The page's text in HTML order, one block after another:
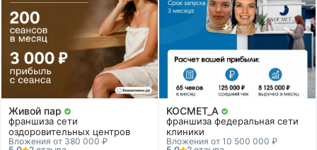
Живой пар
франшиза сети
оздоровительных центров
Вложения от 380 000 ₽
КОСМЕТ_А
франшиза федеральная сети
клиники
Вложения от 10 500 000 ₽